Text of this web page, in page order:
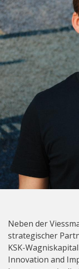
Neben der
strategischer
KSK-
Innovation and